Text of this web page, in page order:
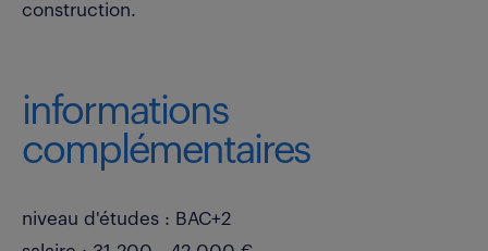
construction.
informations
complémentaires
niveau d'études : BAC+2